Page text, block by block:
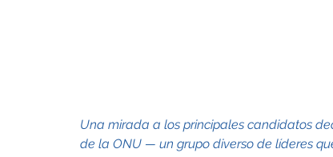
Una mirada a los principales candidatos
de la ONU — un grupo diverso de líderes